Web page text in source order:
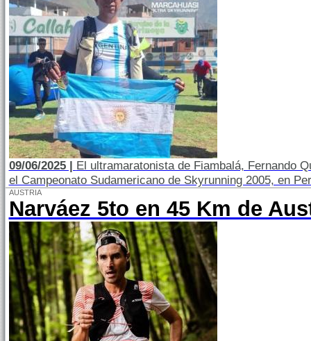
09/06/2025 | El ultramaratonista de Fiambalá, Fernando
el Campeonato Sudamericano de Skyrunning 2005, en
AUSTRIA
Narváez 5to en 45 Km de